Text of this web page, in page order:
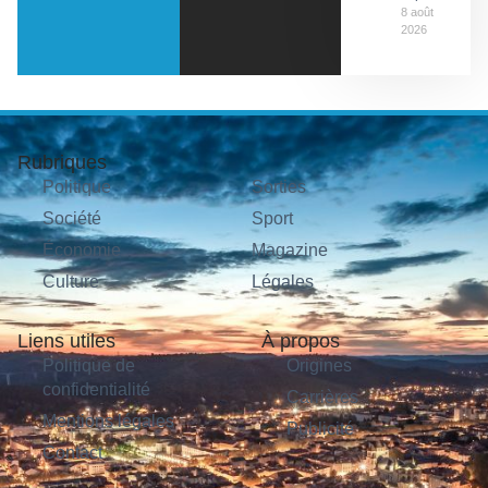
8 août
2026
Rubriques
Politique
Société
Économie
Culture
Sorties
Sport
Magazine
Légales
Liens utiles
Politique de
confidentialité
Mentions légales
Contact
À propos
Origines
Carrières
Publicité